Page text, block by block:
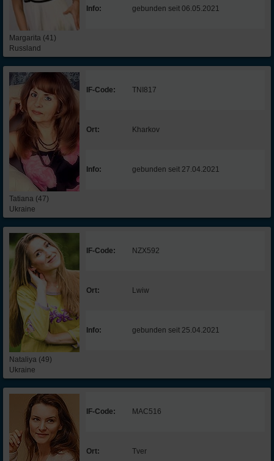
Margarita (41)
Russland
Info: gebunden seit 06.05.2021
Tatiana (47)
Ukraine
IF-Code: TNI817
Ort: Kharkov
Info: gebunden seit 27.04.2021
Nataliya (49)
Ukraine
IF-Code: NZX592
Ort: Lwiw
Info: gebunden seit 25.04.2021
IF-Code: MAC516
Ort: Tver